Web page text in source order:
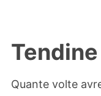
Tendine
Quante volte